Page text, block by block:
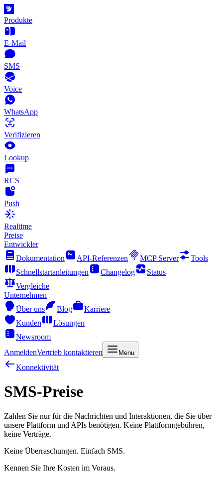
Produkte
E-Mail
SMS
Voice
WhatsApp
Verifizieren
Lookup
RCS
Push
Realtime
Preise
Entwickler
Dokumentation
API-Referenzen MCP Server
Tools
Schnellstartanleitungen
Changelog
Status
Vergleiche
Unternehmen
Über uns
Blog
Karriere
Kunden
Lösungen
Newsroom
AnmeldenVertrieb kontaktieren Menu
Konnektivität
SMS-Preise
Zahlen Sie nur für die Nachrichten und Interaktionen, die Sie über
unsere Plattform und APIs benötigen. Keine Plattformgebühren,
keine Verträge.
Keine Überraschungen. Einfach SMS.
Kennen Sie Ihre Kosten im Voraus.